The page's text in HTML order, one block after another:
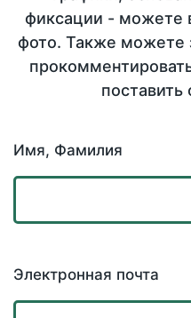
фиксации - можете
фото. Также можете
поставить
Имя, Фамилия
Электронная почта